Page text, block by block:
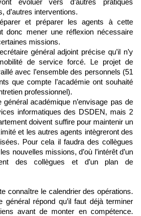
évoluer vers d’autres pratiques
d’autres interventions.
et préparer les agents à cette
donc mener une réflexion nécessaire
missions.
général adjoint précise qu’il n’y
de service forcé. Le projet de
avec l’ensemble des personnels (51
que compte l’académie ont souhaité
professionnel).
général académique n’envisage pas de
informatiques des DSDEN, mais 2
doivent suffire pour maintenir un
et les autres agents intègreront des
Pour cela il faudra des collègues
nouvelles missions, d’où l’intérêt d’un
des collègues et d’un plan de
connaître le calendrier des opérations.
général répond qu’il faut déjà terminer
avant de monter en compétence.